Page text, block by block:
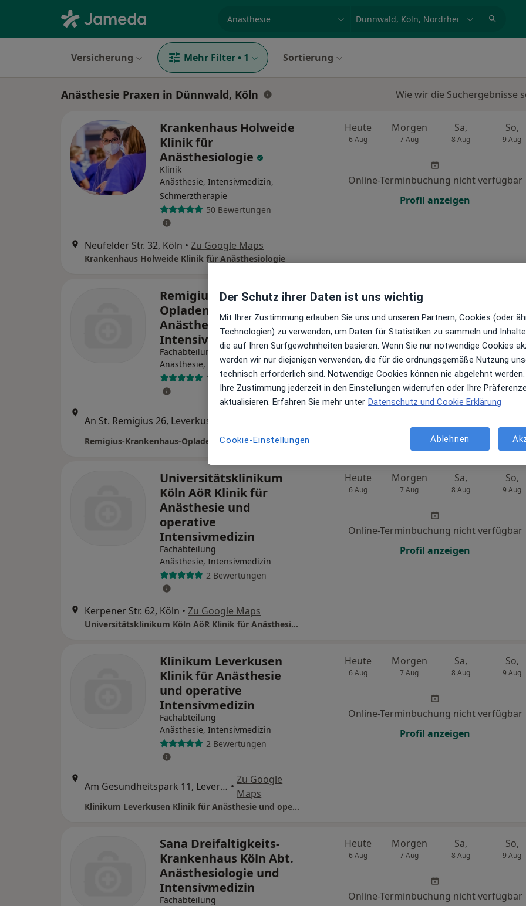
Versicherung Mehr Filter • 1 Sortierung
Anästhesie Praxen in Dünnwald, Köln Wie wir die Suchergebnisse
Krankenhaus Holweide
Klinik für
Anästhesiologie
Klinik
Anästhesie, Intensivmedizin,
Schmerztherapie
50 Bewertungen
Neufelder Str. 32, Köln • Zu Google Maps
Krankenhaus Holweide Klinik für Anästhesiologie
Heute
6 Aug
Morgen
7 Aug
Sa,
8 Aug
So,
9 Aug
Online-Terminbuchung nicht verfügbar
Profil anzeigen
Remigius-Krankenhaus-
Opladen Klinik für
Anästhesiologie und
Intensivmedizin
Fachabteilung
Anästhesie, Intensivmedizin
1 Bewertung
Remigius-Krankenhaus-Opladen Klinik für Anästhesiologie und Intensivmedizin
Heute Morgen
Online-Terminbuchung nicht verfügbar
Profil anzeigen
Universitätsklinikum
Köln AöR Klinik für
Anästhesie und
operative
Intensivmedizin
Fachabteilung
Anästhesie, Intensivmedizin
2 Bewertungen
Kerpener Str. 62, Köln • Zu Google Maps
Universitätsklinikum Köln AöR Klinik für Anästhesie und operative Intensivmedizin
Heute
6 Aug
Morgen
7 Aug
Sa,
8 Aug
So,
9 Aug
Online-Terminbuchung nicht verfügbar
Profil anzeigen
Klinikum Leverkusen
Klinik für Anästhesie
und operative
Intensivmedizin
Fachabteilung
Anästhesie, Intensivmedizin
2 Bewertungen
Am Gesundheitspark 11, Leverkusen •
Zu Google
Maps
Klinikum Leverkusen Klinik für Anästhesie und operative Intensivmedizin
Heute
6 Aug
Morgen
7 Aug
Sa,
8 Aug
So,
9 Aug
Online-Terminbuchung nicht verfügbar
Profil anzeigen
Sana Dreifaltigkeits-
Krankenhaus Köln Abt.
Anästhesiologie und
Intensivmedizin
Fachabteilung
Heute
6 Aug
Morgen
7 Aug
Sa,
8 Aug
So,
9 Aug
Online-Terminbuchung nicht verfügbar
Der Schutz ihrer Daten ist uns wichtig
Mit Ihrer Zustimmung erlauben Sie uns und unseren Partnern, Cookies (oder
Technologien) zu verwenden, um Daten für Statistiken zu sammeln und
die auf Ihren Surfgewohnheiten basieren. Wenn Sie nur notwendige Cookies
werden wir nur diejenigen verwenden, die für die ordnungsgemäße Nutzung
technisch erforderlich sind. Notwendige Cookies können nie abgelehnt werden.
Ihre Zustimmung jederzeit in den Einstellungen widerrufen oder Ihre
aktualisieren. Erfahren Sie mehr unter Datenschutz und Cookie Erklärung
Cookie-Einstellungen Ablehnen